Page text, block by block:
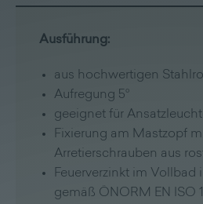
Ausführung:
aus hochwertigen
Aufregung 5°
geeignet für
Fixierung am Mastzopf
Arretierschrauben aus
Feuerverzinkt im Vollbad
gemäß ÖNORM EN ISO